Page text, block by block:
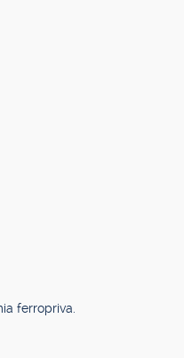
ferropriva.